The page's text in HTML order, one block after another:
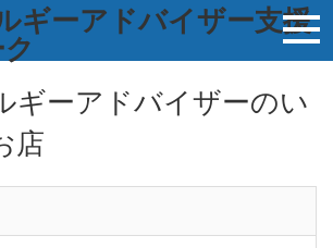
ギーアドバイザーのい
店